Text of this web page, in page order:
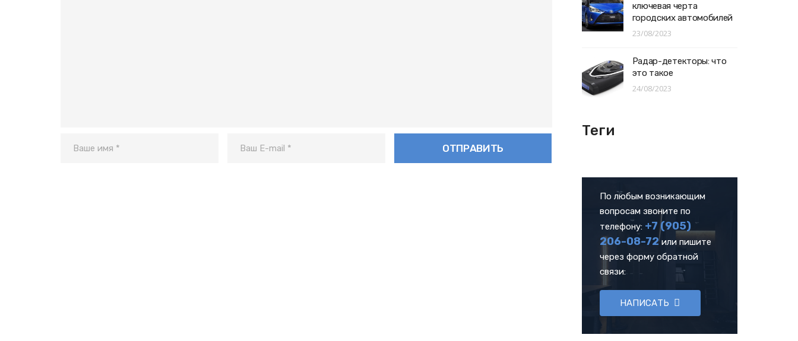
ключевая черта
городских автомобилей
23/08/2023
Радар-детекторы: что
это такое
24/08/2023
Теги
По любым возникающим
вопросам звоните по
телефону: +7 (905)
206-08-72или пишите
через форму обратной
связи:
НАПИСАТЬ